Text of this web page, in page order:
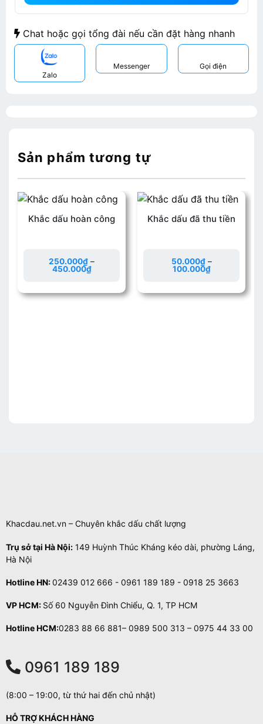
Chat hoặc gọi tổng đài nếu cần đặt hàng nhanh
Zalo
Messenger Gọi điện
Sản phẩm tương tự
Khắc dấu hoàn công
250.000₫ –
450.000₫
Khắc dấu đã thu tiền
50.000₫–
100.000₫
Khacdau.net.vn – Chuyên khắc dấu chất lượng
Trụ sở tại Hà Nội:149 Huỳnh Thúc Kháng kéo dài, phường Láng,
Hà Nội
Hotline HN:02439 012 666 - 0961 189 189 - 0918 25 3663
VP HCM: Số 60 Nguyễn Đình Chiểu, Q. 1, TP HCM
Hotline HCM:0283 88 66 881– 0989 500 313 – 0975 44 33 00
0961 189 189
(8:00 – 19:00, từ thứ hai đến chủ nhật)
HỖ TRỢ KHÁCH HÀNG